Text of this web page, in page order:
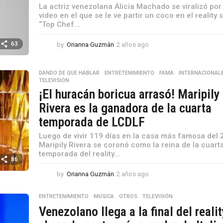
63
La actriz venezolana Alicia Machado se viralizó por
video en el que se le ve partir un coco en el reality
“Top Chef...
by Orianna Guzmán 2 años ago
o
a
o
86
DANDO DE QUE HABLAR ,ENTRETENIMIENTO ,FAMA ,
TELEVISIÓN
¡El huracán boricua arrasó! Maripily
Rivera es la ganadora de la cuarta
temporada de LCDLF
Luego de vivir 119 días en la casa más famosa del
Maripily Rivera se coronó como la reina de la
temporada del reality...
by Orianna Guzmán 2 años ago
ñ
s
a
ENTRETENIMIENTO ,MÚSICA ,OTROS ,TELEVISIÓN
Venezolano llega a la final del